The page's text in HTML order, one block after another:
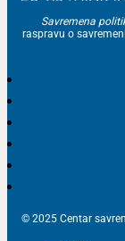
Savremena
raspravu o
© 2025 Centar